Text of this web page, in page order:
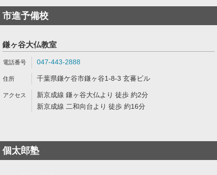
市進予備校
鎌ヶ谷大仏教室
047-443-2888
千葉県鎌ケ谷市鎌ヶ谷1-8-3 玄蕃ビル
新京成線 鎌ヶ谷大仏より 徒歩 約2分
新京成線 二和向台より 徒歩 約16分
個太郎塾